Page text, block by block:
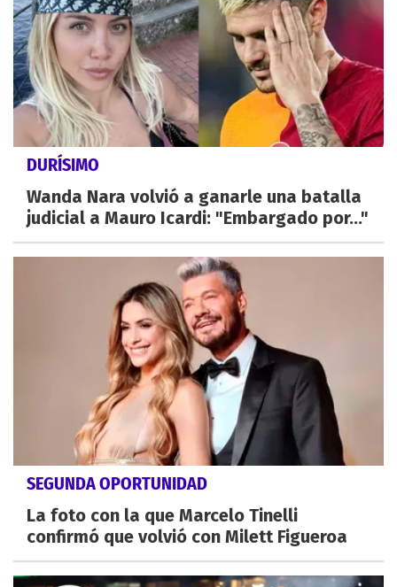
DURÍSIMO
Wanda Nara volvió a ganarle una batalla
judicial a Mauro Icardi: "Embargado por..."
SEGUNDA OPORTUNIDAD
La foto con la que Marcelo Tinelli
confirmó que volvió con Milett Figueroa